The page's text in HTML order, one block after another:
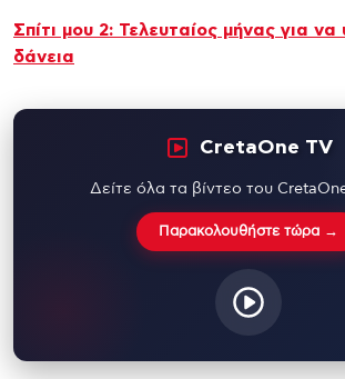
Σπίτι μου 2: Τελευταίος μήνας για
δάνεια
CretaOne TV
Δείτε όλα τα βίντεο του
Παρακολουθήστε τώρα →